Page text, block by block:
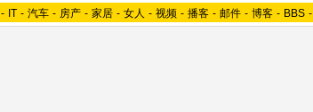
- IT - 汽车 - 房产 - 家居 - 女人 - 视频 - 播客 - 邮件 - 博客 - BBS -